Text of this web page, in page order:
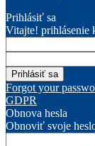
Prihlásiť sa
Vitajte! prihlásenie
Forgot your
GDPR
Obnova hesla
Obnoviť svoje